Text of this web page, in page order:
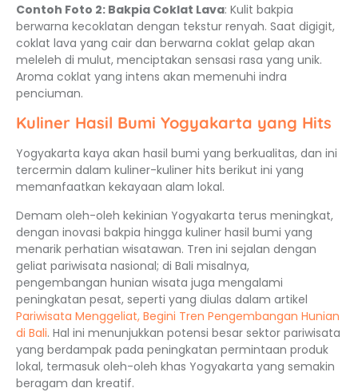
Contoh Foto 2: Bakpia Coklat Lava: Kulit bakpia
berwarna kecoklatan dengan tekstur renyah. Saat digigit,
coklat lava yang cair dan berwarna coklat gelap akan
meleleh di mulut, menciptakan sensasi rasa yang unik.
Aroma coklat yang intens akan memenuhi indra
penciuman.
Kuliner Hasil Bumi Yogyakarta yang Hits
Yogyakarta kaya akan hasil bumi yang berkualitas, dan ini
tercermin dalam kuliner-kuliner hits berikut ini yang
memanfaatkan kekayaan alam lokal.
Demam oleh-oleh kekinian Yogyakarta terus meningkat,
dengan inovasi bakpia hingga kuliner hasil bumi yang
menarik perhatian wisatawan. Tren ini sejalan dengan
geliat pariwisata nasional; di Bali misalnya,
pengembangan hunian wisata juga mengalami
peningkatan pesat, seperti yang diulas dalam artikel
Pariwisata Menggeliat, Begini Tren Pengembangan Hunian
di Bali. Hal ini menunjukkan potensi besar sektor pariwisata
yang berdampak pada peningkatan permintaan produk
lokal, termasuk oleh-oleh khas Yogyakarta yang semakin
beragam dan kreatif.